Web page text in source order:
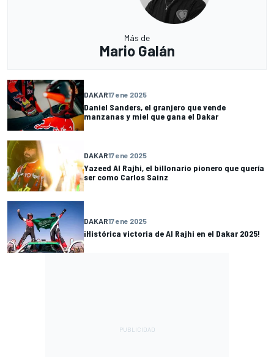
Más de
Mario Galán
DAKAR17 ene 2025
Daniel Sanders, el granjero que vende
manzanas y miel que gana el Dakar
DAKAR17 ene 2025
Yazeed Al Rajhi, el billonario pionero que quería
ser como Carlos Sainz
DAKAR17 ene 2025
¡Histórica victoria de Al Rajhi en el Dakar 2025!